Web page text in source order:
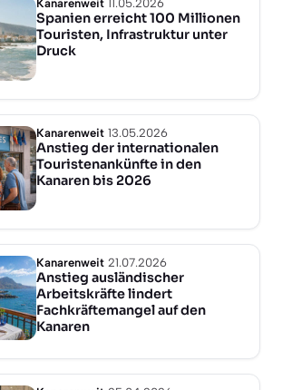
Kanarenweit 11.05.2026
Spanien erreicht 100 Millionen
Touristen, Infrastruktur unter
Druck
Kanarenweit 13.05.2026
Anstieg der internationalen
Touristenankünfte in den
Kanaren bis 2026
Kanarenweit 21.07.2026
Anstieg ausländischer
Arbeitskräfte lindert
Fachkräftemangel auf den
Kanaren